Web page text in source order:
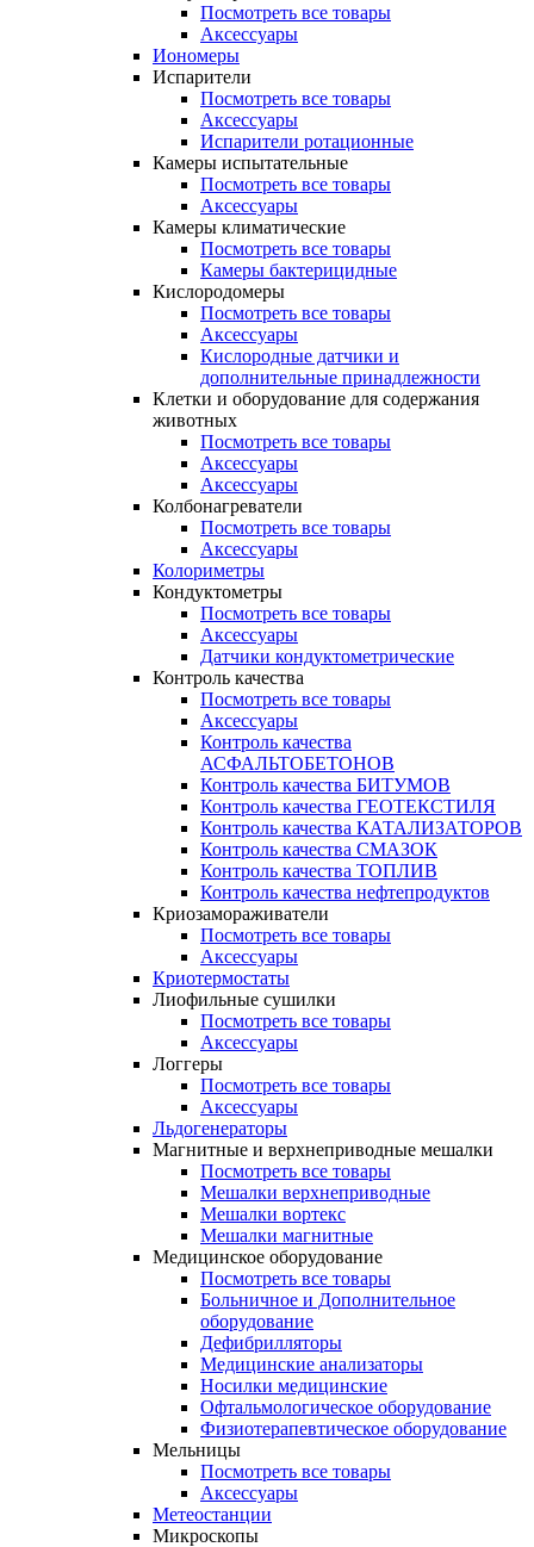
Посмотреть все товары
Аксессуары
Иономеры
Испарители
Посмотреть все товары
Аксессуары
Испарители ротационные
Камеры испытательные
Посмотреть все товары
Аксессуары
Камеры климатические
Посмотреть все товары
Камеры бактерицидные
Кислородомеры
Посмотреть все товары
Аксессуары
Кислородные датчики и
дополнительные принадлежности
Клетки и оборудование для содержания
животных
Посмотреть все товары
Аксессуары
Аксессуары
Колбонагреватели
Посмотреть все товары
Аксессуары
Колориметры
Кондуктометры
Посмотреть все товары
Аксессуары
Датчики кондуктометрические
Контроль качества
Посмотреть все товары
Аксессуары
Контроль качества
АСФАЛЬТОБЕТОНОВ
Контроль качества БИТУМОВ
Контроль качества ГЕОТЕКСТИЛЯ
Контроль качества КАТАЛИЗАТОРОВ
Контроль качества СМАЗОК
Контроль качества ТОПЛИВ
Контроль качества нефтепродуктов
Криозамораживатели
Посмотреть все товары
Аксессуары
Криотермостаты
Лиофильные сушилки
Посмотреть все товары
Аксессуары
Логгеры
Посмотреть все товары
Аксессуары
Льдогенераторы
Магнитные и верхнеприводные мешалки
Посмотреть все товары
Мешалки верхнеприводные
Мешалки вортекс
Мешалки магнитные
Медицинское оборудование
Посмотреть все товары
Больничное и Дополнительное
оборудование
Дефибрилляторы
Медицинские анализаторы
Носилки медицинские
Офтальмологическое оборудование
Физиотерапевтическое оборудование
Мельницы
Посмотреть все товары
Аксессуары
Метеостанции
Микроскопы